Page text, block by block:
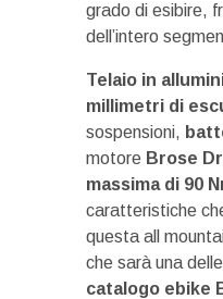
grado di esibire,
dell’intero
Telaio in
millimetri di
sospensioni,
motore Brose
massima di 90
caratteristiche
questa all
che sarà una
catalogo ebike